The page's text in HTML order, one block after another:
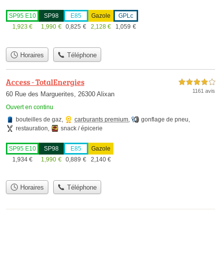
SP95 E10
1,923 €
SP98
1,990 €
E85
0,825 €
Gazole
2,128 €
GPLc
1,059 €
Horaires Téléphone
Access - TotalEnergies
60 Rue des Marguerites, 26300 Alixan
Ouvert en continu
4,0 étoiles sur 5
1161 avis
bouteilles de gaz carburants premium gonflage de pneu
restauration
snack / épicerie
SP95 E10
1,934 €
SP98
1,990 €
E85
0,889 €
Gazole
2,140 €
Horaires Téléphone